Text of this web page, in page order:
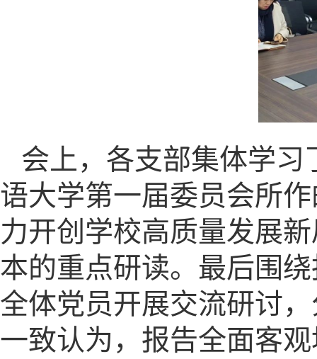
会上，各支部集体学
语大学第一届委员会所
力开创学校高质量发展
本的重点研读。最后围
全体党员开展交流研讨
一致认为，报告全面客